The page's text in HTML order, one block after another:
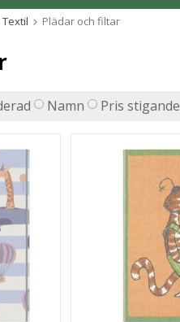
Textil Plädar och filtar
Namn Pris stigande